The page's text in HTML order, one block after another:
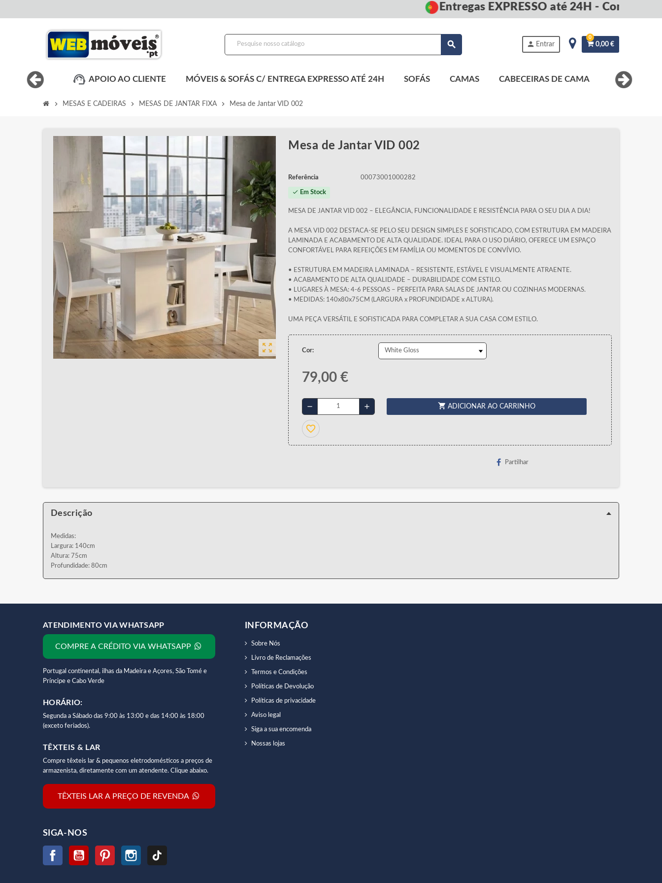
Entregas EXPRESSO até 24H - Compre
search person Entrar
0
0,00 €
APOIO AO CLIENTE MÓVEIS & SOFÁS C/ ENTREGA EXPRESSO ATÉ 24H SOFÁS CAMAS CABECEIRAS DE CAMA MESAS DE
chevron_right MESAS E CADEIRAS chevron_right MESAS DE JANTAR FIXA chevron_right Mesa de Jantar VID 002
zoom_out_map
Mesa de Jantar VID 002
Referência 00073001000282
check Em Stock
MESA DE JANTAR VID 002 – ELEGÂNCIA, FUNCIONALIDADE E RESISTÊNCIA PARA O SEU DIA A DIA!
A MESA VID 002 DESTACA-SE PELO SEU DESIGN SIMPLES E SOFISTICADO, COM ESTRUTURA EM MADEIRA
LAMINADA E ACABAMENTO DE ALTA QUALIDADE. IDEAL PARA O USO DIÁRIO, OFERECE UM ESPAÇO
CONFORTÁVEL PARA REFEIÇÕES EM FAMÍLIA OU MOMENTOS DE CONVÍVIO.
• ESTRUTURA EM MADEIRA LAMINADA – RESISTENTE, ESTÁVEL E VISUALMENTE ATRAENTE.
• ACABAMENTO DE ALTA QUALIDADE – DURABILIDADE COM ESTILO.
• LUGARES À MESA: 4-6 PESSOAS – PERFEITA PARA SALAS DE JANTAR OU COZINHAS MODERNAS.
• MEDIDAS: 140x80x75CM (LARGURA x PROFUNDIDADE x ALTURA).
UMA PEÇA VERSÁTIL E SOFISTICADA PARA COMPLETAR A SUA CASA COM ESTILO.
Cor:
79,00 €
remove add shopping_cart ADICIONAR AO CARRINHO
favorite_border
Partilhar
Descrição
Medidas:
Largura: 140cm
Altura: 75cm
Profundidade: 80cm
ATENDIMENTO VIA WHATSAPP
COMPRE A CRÉDITO VIA WHATSAPP
Portugal continental, ilhas da Madeira e Açores, São Tomé e
Príncipe e Cabo Verde
HORÁRIO:
Segunda a Sábado das 9:00 às 13:00 e das 14:00 às 18:00
(exceto feriados).
TÊXTEIS & LAR
Compre têxteis lar & pequenos eletrodomésticos a preços de
armazenista, diretamente com um atendente. Clique abaixo.
TÊXTEIS LAR A PREÇO DE REVENDA
INFORMAÇÃO
Sobre Nós
Livro de Reclamações
Termos e Condições
Políticas de Devolução
Políticas de privacidade
Aviso legal
Siga a sua encomenda
Nossas lojas
SIGA-NOS
Facebook YouTube Pinterest Instagram